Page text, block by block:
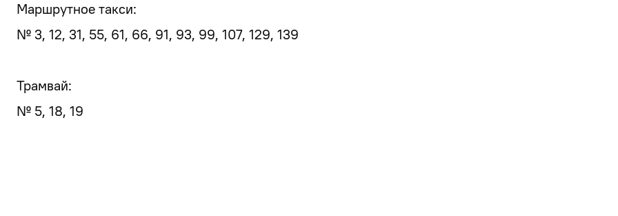
Маршрутное такси:
№ 3, 12, 31, 55, 61, 66, 91, 93, 99, 107, 129, 139
Трамвай:
№ 5, 18, 19